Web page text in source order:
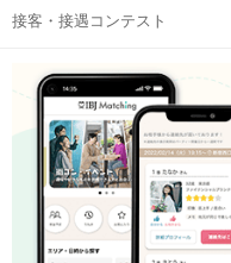
接客・接遇コンテスト